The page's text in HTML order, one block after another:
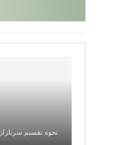
نحوه تقسیم